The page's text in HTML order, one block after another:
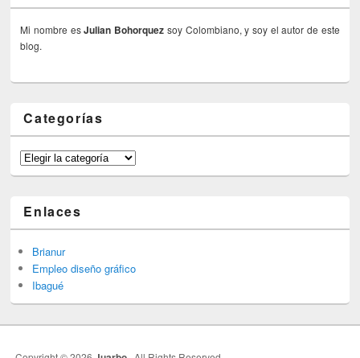
Mi nombre esJulian Bohorquez soy Colombiano, y soy el autor de este
blog.
Categorías
Categorías
Enlaces
Brianur
Empleo diseño gráfico
Ibagué